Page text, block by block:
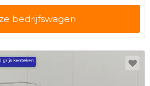
bedrijfswagen